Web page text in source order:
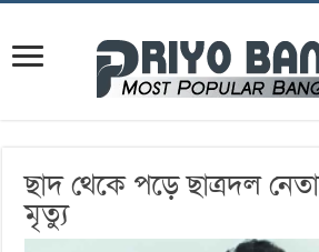
ছাদ থেকে পড়ে ছাত্রদল
মৃত্যু